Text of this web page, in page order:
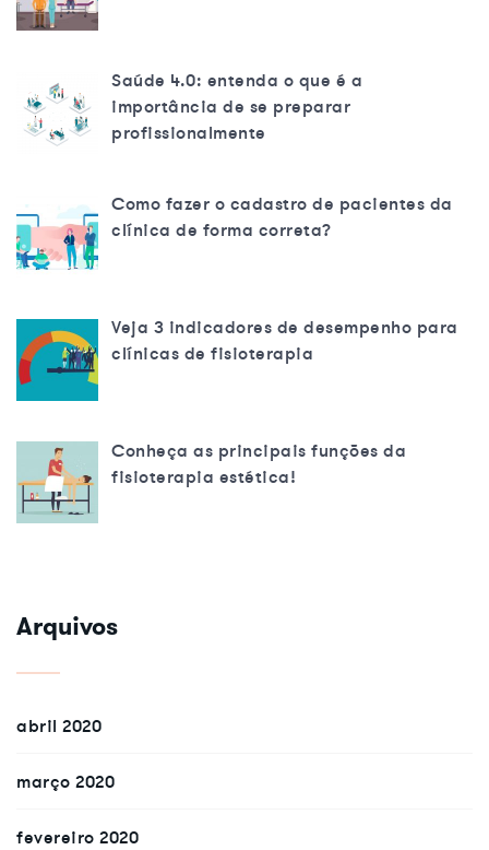
Saúde 4.0: entenda o que é a
importância de se preparar
profissionalmente
Como fazer o cadastro de pacientes da
clínica de forma correta?
Veja 3 indicadores de desempenho para
clínicas de fisioterapia
Conheça as principais funções da
fisioterapia estética!
Arquivos
abril 2020
março 2020
fevereiro 2020